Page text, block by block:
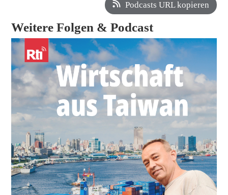
Podcasts URL kopieren
Weitere Folgen & Podcast